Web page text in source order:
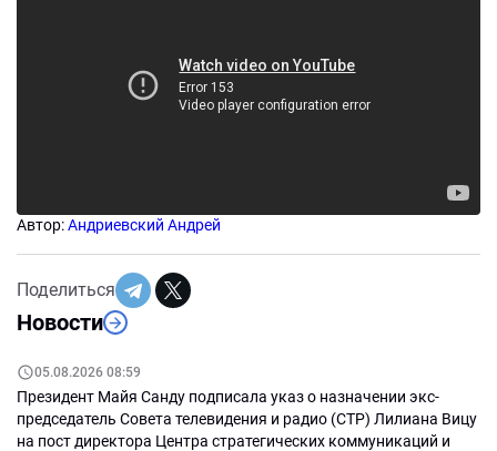
Новости
05.08.2026 08:59
Президент Майя Санду подписала указ о назначении экс-
председатель Совета телевидения и радио (СТР) Лилиана Вицу
на пост директора Центра стратегических коммуникаций и
Автор:Андриевский Андрей
Поделиться